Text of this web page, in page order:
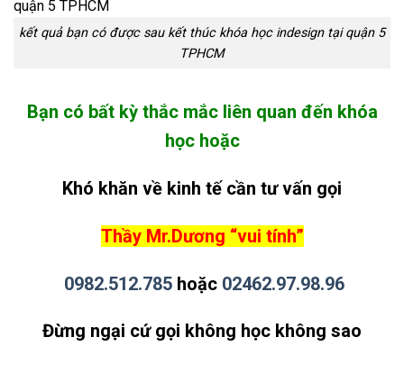
kết quả bạn có được sau kết thúc khóa học indesign tại quận 5
TPHCM
Bạn có bất kỳ thắc mắc liên quan đến khóa
học hoặc
Khó khăn về kinh tế cần tư vấn gọi
Thầy Mr.Dương “vui tính”
0982.512.785 hoặc 02462.97.98.96
Đừng ngại cứ gọi không học không sao